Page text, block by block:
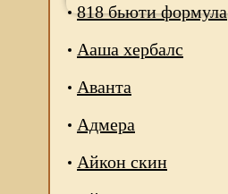
818 бьюти формула
Ааша хербалс
Аванта
Адмера
Айкон скин